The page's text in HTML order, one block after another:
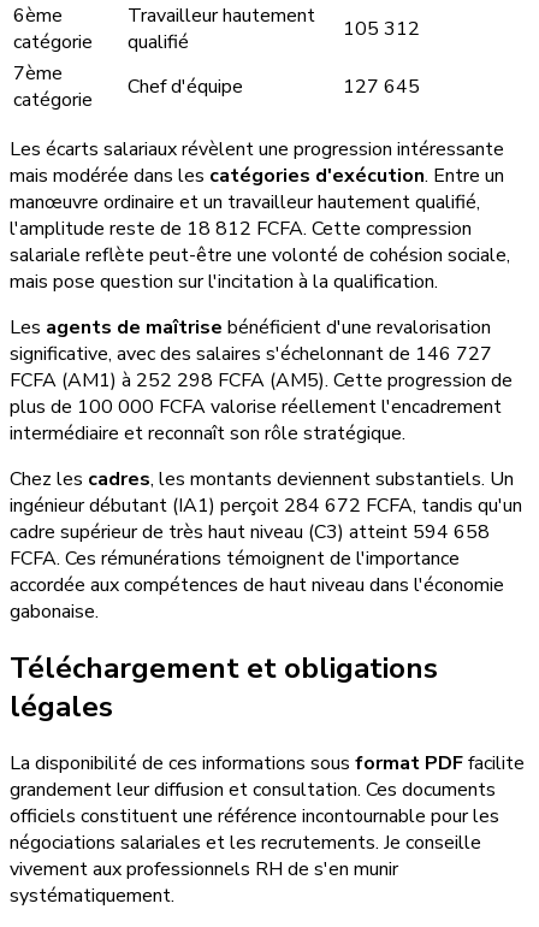
6ème
catégorie
Travailleur hautement
qualifié
105 312
7ème
catégorie
Chef d'équipe 127 645
Les écarts salariaux révèlent une progression intéressante
mais modérée dans les catégories d'exécution. Entre un
manœuvre ordinaire et un travailleur hautement qualifié,
l'amplitude reste de 18 812 FCFA. Cette compression
salariale reflète peut-être une volonté de cohésion sociale,
mais pose question sur l'incitation à la qualification.
Les agents de maîtrise bénéficient d'une revalorisation
significative, avec des salaires s'échelonnant de 146 727
FCFA (AM1) à 252 298 FCFA (AM5). Cette progression de
plus de 100 000 FCFA valorise réellement l'encadrement
intermédiaire et reconnaît son rôle stratégique.
Chez les cadres, les montants deviennent substantiels. Un
ingénieur débutant (IA1) perçoit 284 672 FCFA, tandis qu'un
cadre supérieur de très haut niveau (C3) atteint 594 658
FCFA. Ces rémunérations témoignent de l'importance
accordée aux compétences de haut niveau dans l'économie
gabonaise.
Téléchargement et obligations
légales
La disponibilité de ces informations sous format PDFfacilite
grandement leur diffusion et consultation. Ces documents
officiels constituent une référence incontournable pour les
négociations salariales et les recrutements. Je conseille
vivement aux professionnels RH de s'en munir
systématiquement.